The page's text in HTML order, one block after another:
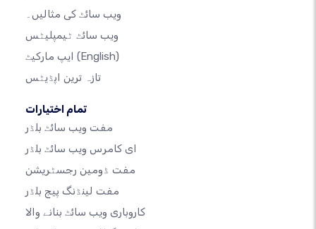
ویب سائٹ کی مثالیں۔
ویب سائٹ ٹیمپلیٹس
(English)
تازہ ترین اپڈیٹس
تمام اختیارات
مفت ویب سائٹ بلڈر
ای کامرس ویب سائٹ بلڈر
مفت ڈومین رجسٹریشن
مفت لینڈنگ پیج بلڈر
کاروباری ویب سائٹ بنانے والا